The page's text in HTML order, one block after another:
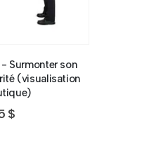
Surmonter son
(visualisation
$